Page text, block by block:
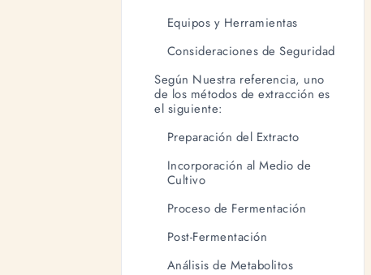
Equipos y Herramientas
Consideraciones de Seguridad
Según Nuestra referencia, uno
de los métodos de extracción es
el siguiente:
Preparación del Extracto
Incorporación al Medio de
Cultivo
Proceso de Fermentación
Post-Fermentación
Análisis de Metabolitos